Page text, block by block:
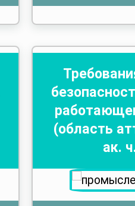
(область
ак.